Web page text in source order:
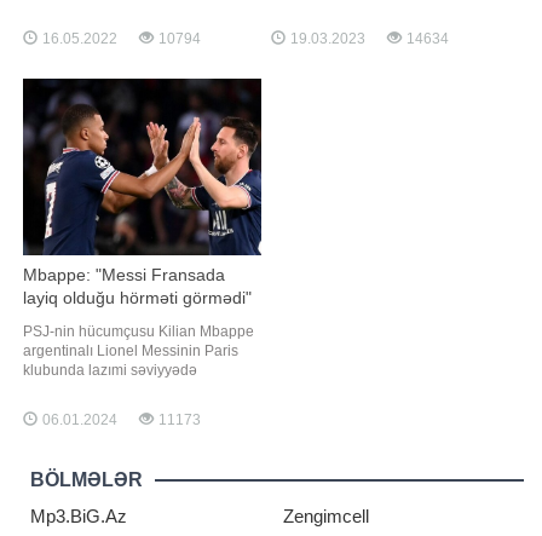
raundunda qəflətən halı pisləşən
idmançı xəstəxanaya çatdırılsa o
dayanmasını qeyd ediblər
16.05.2022 10794
verir ki, bu barədə TASS-a
idmançının komandası məlumat
19.03.2023 14634
Mbappe: "Messi Fransada
layiq olduğu hörməti görmədi"
PSJ-nin hücumçusu Kilian Mbappe
argentinalı Lionel Messinin Paris
klubunda lazımi səviyyədə
"Report" xəbər verir ki, Fransa
millisinin üzvü bunu "Goal"a
təriflərə layiqdir. Amma əslində
Fransada layiq olduğ
06.01.2024 11173
BÖLMƏLƏR
Mp3.BiG.Az
Zengimcell